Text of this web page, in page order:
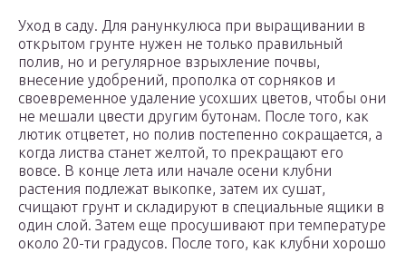
Уход в саду. Для ранункулюса при выращивании в
открытом грунте нужен не только правильный
полив, но и регулярное взрыхление почвы,
внесение удобрений, прополка от сорняков и
своевременное удаление усохших цветов, чтобы они
не мешали цвести другим бутонам. После того, как
лютик отцветет, но полив постепенно сокращается, а
когда листва станет желтой, то прекращают его
вовсе. В конце лета или начале осени клубни
растения подлежат выкопке, затем их сушат,
счищают грунт и складируют в специальные ящики в
один слой. Затем еще просушивают при температуре
около 20-ти градусов. После того, как клубни хорошо